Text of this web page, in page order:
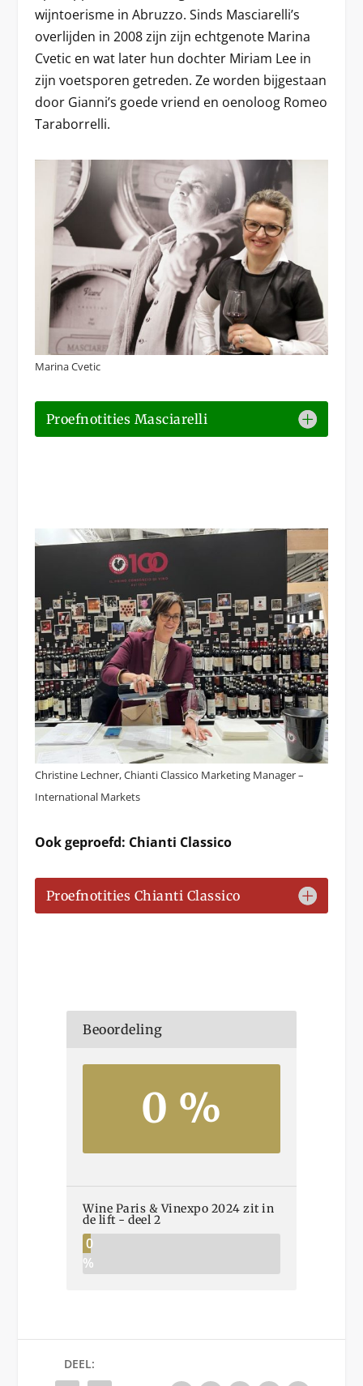
wijntoerisme in Abruzzo. Sinds Masciarelli’s
overlijden in 2008 zijn zijn echtgenote Marina
Cvetic en wat later hun dochter Miriam Lee in
zijn voetsporen getreden. Ze worden bijgestaan
door Gianni’s goede vriend en oenoloog Romeo
Taraborrelli.
Marina Cvetic
Proefnotities Masciarelli
Christine Lechner, Chianti Classico Marketing Manager –
International Markets
Ook geproefd: Chianti Classico
Proefnotities Chianti Classico
Beoordeling
0 %
Wine Paris & Vinexpo 2024 zit in
de lift - deel 2
0
%
DEEL: